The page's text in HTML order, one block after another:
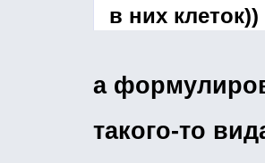
в них клеток))
а
такого-то